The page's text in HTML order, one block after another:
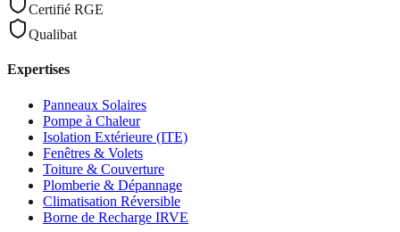
Certifié RGE
Qualibat
Expertises
Panneaux Solaires
Pompe à Chaleur
Isolation Extérieure (ITE)
Fenêtres & Volets
Toiture & Couverture
Plomberie & Dépannage
Climatisation Réversible
Borne de Recharge IRVE